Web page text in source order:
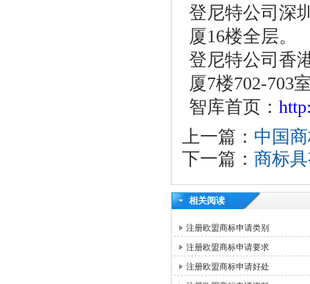
登尼特公司深
厦16楼全层。
登尼特公司香
厦7楼702-703
智库首页：
上一篇： 中国
下一篇： 商标
相关阅读
注册欧盟商标申请类别
注册欧盟商标申请要求
注册欧盟商标申请好处